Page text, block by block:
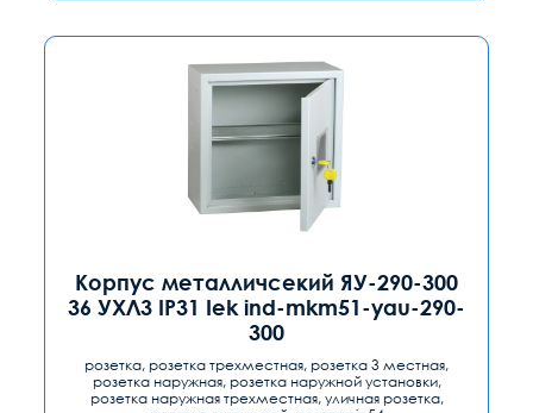
Корпус металличсекий ЯУ-290-300
36 УХЛ3 IP31 Iek ind-mkm51-yau-290-
300
розетка, розетка трехместная, розетка 3 местная,
розетка наружная, розетка наружной установки,
розетка наружная трехместная, уличная розетка,